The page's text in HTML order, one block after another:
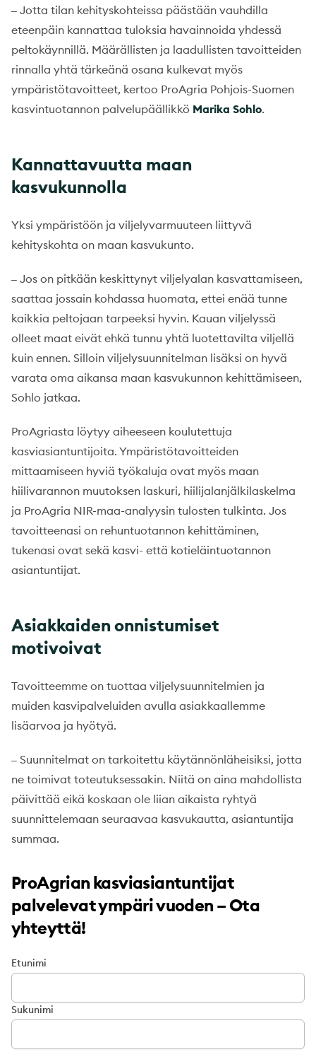
– Jotta tilan kehityskohteissa päästään vauhdilla
eteenpäin kannattaa tuloksia havainnoida yhdessä
peltokäynnillä. Määrällisten ja laadullisten tavoitteiden
rinnalla yhtä tärkeänä osana kulkevat myös
ympäristötavoitteet, kertoo ProAgria Pohjois-Suomen
kasvintuotannon palvelupäällikkö Marika Sohlo.
Kannattavuutta maan
kasvukunnolla
Yksi ympäristöön ja viljelyvarmuuteen liittyvä
kehityskohta on maan kasvukunto.
– Jos on pitkään keskittynyt viljelyalan kasvattamiseen,
saattaa jossain kohdassa huomata, ettei enää tunne
kaikkia peltojaan tarpeeksi hyvin. Kauan viljelyssä
olleet maat eivät ehkä tunnu yhtä luotettavilta viljellä
kuin ennen. Silloin viljelysuunnitelman lisäksi on hyvä
varata oma aikansa maan kasvukunnon kehittämiseen,
Sohlo jatkaa.
ProAgriasta löytyy aiheeseen koulutettuja
kasviasiantuntijoita. Ympäristötavoitteiden
mittaamiseen hyviä työkaluja ovat myös maan
hiilivarannon muutoksen laskuri, hiilijalanjälkilaskelma
ja ProAgria NIR-maa-analyysin tulosten tulkinta. Jos
tavoitteenasi on rehuntuotannon kehittäminen,
tukenasi ovat sekä kasvi- että kotieläintuotannon
asiantuntijat.
Asiakkaiden onnistumiset
motivoivat
Tavoitteemme on tuottaa viljelysuunnitelmien ja
muiden kasvipalveluiden avulla asiakkaallemme
lisäarvoa ja hyötyä.
– Suunnitelmat on tarkoitettu käytännönläheisiksi, jotta
ne toimivat toteutuksessakin. Niitä on aina mahdollista
päivittää eikä koskaan ole liian aikaista ryhtyä
suunnittelemaan seuraavaa kasvukautta, asiantuntija
summaa.
ProAgrian kasviasiantuntijat
palvelevat ympäri vuoden – Ota
yhteyttä!
Etunimi
Sukunimi